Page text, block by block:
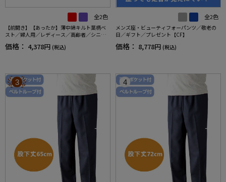
全2色
【前開き】【あったか】薄中綿キルト葉柄ベ
スト／婦人用／レディース／高齢者／シニア
／秋冬／洗濯OK／自宅で洗える／名前記入欄
付／両脇ポケット／お出かけ／ギフト【CF】
価格： 4,378円 (税込)
全2色
メンズ座・ビューティフォーパンツ／敬老の
日／ギフト／プレゼント【CF】
価格： 8,778円 (税込)
3 4